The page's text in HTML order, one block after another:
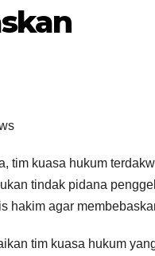
tim kuasa hukum
tindak pidana
hakim agar
tim kuasa hukum